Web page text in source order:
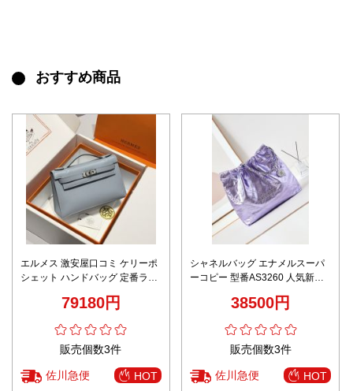
おすすめ商品
エルメス 激安屋口コミ ケリーポ
シェット ハンドバッグ 定番ライ
密ディテール 高級感仕上げ 安心
79180円
販売個数3件
佐川急便 HOT
シャネルバッグ エナメルスーパ
ーコピー 型番AS3260 人気新作
グ パープル38500円
販売個数3件
佐川急便 HOT